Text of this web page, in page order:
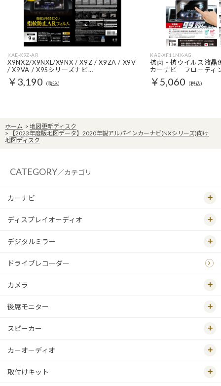
KAE-X9Z-AR
X9NX2/X9NXL/X9NX / X9Z / X9ZA / X9V
/ X9VA / X9Sシリーズナビ…
￥3,190 （税込）
KAE-XF11NX-AG
抗菌・抗ウイルス液晶
カーナビ フローティ
￥5,060 （税込）
ホーム > 地図更新ディスク
>
【2023年度版地図データ】2020年製アルパインカーナビ(NXシリーズ)向け
地図ディスク
CATEGORY／カテゴリ
カーナビ
ディスプレイオーディオ
デジタルミラー
ドライブレコーダー
カメラ
後席モニター
スピーカー
カーオーディオ
取付けキット